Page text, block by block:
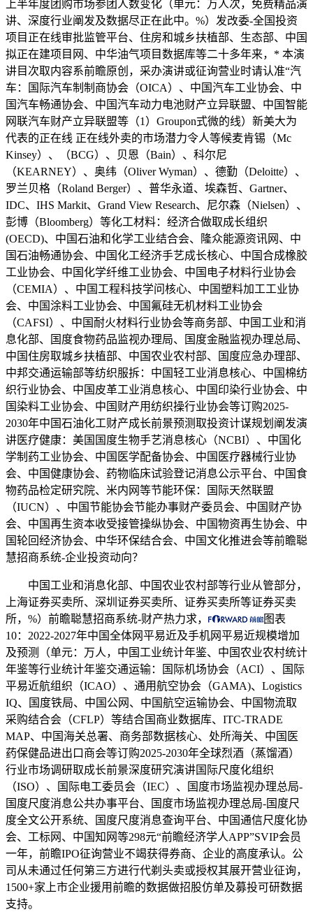
上半年度团购市场参团人数变化（单元：万人次，免费精品演
讲、深度行业阐发及数据尽正在此中。%）发改委-全国投资
项目正在线审批监管平台、住房和城乡扶植部、生态部、中国
拟正在建项目网、中华油气项目数据库等二十多年来，* 本演
讲目次取内容系前瞻原创，采办演讲或征询营业时请认准“汽
车：国际汽车制制商协会（OICA）、中国汽车工业协会、中
国汽车畅通协会、中国汽车动力电池财产立异联盟、中国智能
网联汽车财产立异联盟等（1）Groupon式微的线）新美大为
代表的正在线 正在线外卖的市场潜力令人等候麦肯锡（Mc
Kinsey）、（BCG）、贝恩（Bain）、科尔尼
（KEARNEY）、奥纬（Oliver Wyman）、德勤（Deloitte）、
罗兰贝格（Roland Berger）、普华永道、埃森哲、Gartner、
IDC、IHS Markit、Grand View Research、尼尔森（Nielsen）、
彭博（Bloomberg）等化工材料：经济合做取成长组织
(OECD)、中国石油和化学工业结合会、隆众能源资讯网、中
国石油畅通协会、中国化工经济手艺成长核心、中国合成橡胶
工业协会、中国化学纤维工业协会、中国电子材料行业协会
（CEMIA）、中国工程科技学问核心、中国塑料加工工业协
会、中国涂料工业协会、中国氟硅无机材料工业协会
（CAFSI）、中国耐火材料行业协会等商务部、中国工业和消
息化部、国度食物药品监视办理局、国度金融监视办理总局、
中国住房取城乡扶植部、中国农业农村部、国度应急办理部、
中邦交通运输部等纺织服拆：中国轻工业消息核心、中国棉纺
织行业协会、中国皮革工业消息核心、中国印染行业协会、中
国染料工业协会、中国财产用纺织操行业协会等订购2025-
2030年中国石油化工财产成长前景预测取投资计谋规划阐发演
讲医疗健康：美国国度生物手艺消息核心（NCBI）、中国化
学制药工业协会、中国医学配备协会、中国医疗器械行业协
会、中国健康协会、药物临床试验登记消息公示平台、中国食
物药品检定研究院、米内网等节能环保：国际天然联盟
（IUCN）、中国节能协会节能办事财产委员会、中国财产协
会、中国再生资本收受接管操纵协会、中国物资再生协会、中
国轮回经济协会、中华环保结合会、中国文化推进会等前瞻聪
慧招商系统-企业投资动向？
中国工业和消息化部、中国农业农村部等行业从管部分，
上海证券买卖所、深圳证券买卖所、证券买卖所等证券买卖
所，%）前瞻聪慧招商系统-财产热力求，
图表
10：2022-2027年中国全体网平易近及手机网平易近规模增加
及预测（单元：万人，中国工业统计年鉴、中国农业农村统计
年鉴等行业统计年鉴交通运输：国际机场协会（ACI）、国际
平易近航组织（ICAO）、通用航空协会（GAMA)、Logistics
IQ、国度铁局、中国公网、中国航空运输协会、中国物流取
采购结合会（CFLP）等结合国商业数据库、ITC-TRADE
MAP、中国海关总署、商务部数据核心、处所海关、中国医
药保健品进出口商会等订购2025-2030年全球烈酒（蒸馏酒）
行业市场调研取成长前景深度研究演讲国际尺度化组织
（ISO）、国际电工委员会（IEC）、国度市场监视办理总局-
国度尺度消息公共办事平台、国度市场监视办理总局-国度尺
度全文公开系统、国度尺度消息查询平台、中国通信尺度化协
会、工标网、中国知网等298元“前瞻经济学人APP”SVIP会员
一年，前瞻IPO征询营业不竭获得券商、企业的高度承认。公
司从未通过任何第三方进行代剃头卖或授权其展开营业征询，
1500+家上市企业援用前瞻的数据做招股仿单及募投可研数据
支持。